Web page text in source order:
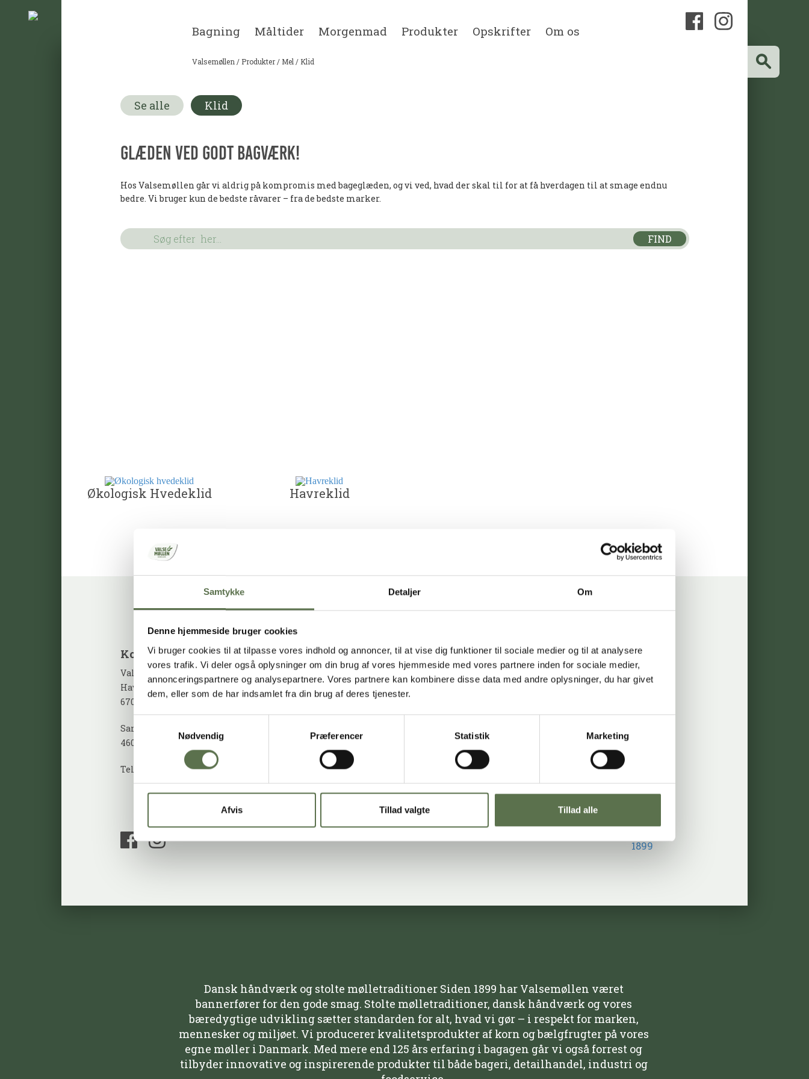
Samtykke Detaljer Om
Denne hjemmeside bruger cookies
Vi bruger cookies til at tilpasse vores indhold og annoncer, til at vise dig funktioner til sociale medier og til at analysere
vores trafik. Vi deler også oplysninger om din brug af vores hjemmeside med vores partnere inden for sociale medier,
annonceringspartnere og analysepartnere. Vores partnere kan kombinere disse data med andre oplysninger, du har givet
dem, eller som de har indsamlet fra din brug af deres tjenester.
Nødvendig
Præferencer Statistik Marketing
Afvis Tillad valgte Tillad alle
Bagning Måltider Morgenmad Produkter Opskrifter Om os
Valsemøllen / Produkter / Mel / Klid
Se alle Klid
Glæden ved godt bagværk!
Hos Valsemøllen går vi aldrig på kompromis med bageglæden, og vi ved, hvad der skal til for at få hverdagen til at smage endnu
bedre. Vi bruger kun de bedste råvarer – fra de bedste marker.
FIND
Økologisk Hvedeklid Havreklid
kontakt
Valsemøllen A/S
Havnegade 58
6700 Esbjerg, Danmark.
Sandvadsvej 14
4600 Køge, Danmark.
Telefon: 7610 3300
presse
Valsemøllen billedbank
Nyheder
nyhedsbreve
Tilmeld nyhedsbrev her
for fagfolk
Valsemøllen for fagfolk
Kvalitet og certificeringer
bagning
Inspiration
Bageskolen
morgenmad
Inspiration
Opskrifter
måltider
Inspiration
Opskrifter
Dansk håndværk og stolte mølletraditioner Siden 1899 har Valsemøllen været
bannerfører for den gode smag. Stolte mølletraditioner, dansk håndværk og vores
bæredygtige udvikling sætter standarden for alt, hvad vi gør – i respekt for marken,
mennesker og miljøet. Vi producerer kvalitetsprodukter af korn og bælgfrugter på vores
egne møller i Danmark. Med mere end 125 års erfaring i bagagen går vi også forrest og
tilbyder innovative og inspirerende produkter til både bageri, detailhandel, industri og